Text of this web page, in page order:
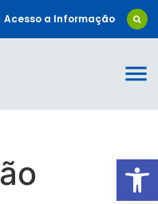
Acesso a Informação